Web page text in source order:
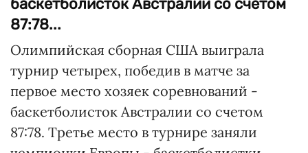
баскетболисток Австралии со счетом
87:78...
Олимпийская сборная США выиграла
турнир четырех, победив в матче за
первое место хозяек соревнований -
баскетболисток Австралии со счетом
87:78. Третье место в турнире заняли